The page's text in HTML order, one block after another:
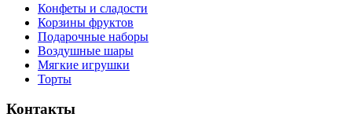
Конфеты и сладости
Корзины фруктов
Подарочные наборы
Воздушные шары
Мягкие игрушки
Торты
Контакты